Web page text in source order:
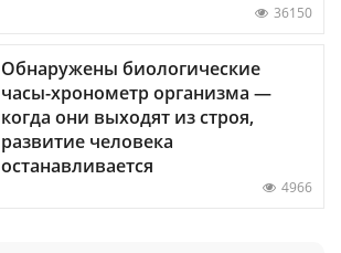
36150
Обнаружены биологические
часы-хронометр организма —
когда они выходят из строя,
развитие человека
останавливается
4966